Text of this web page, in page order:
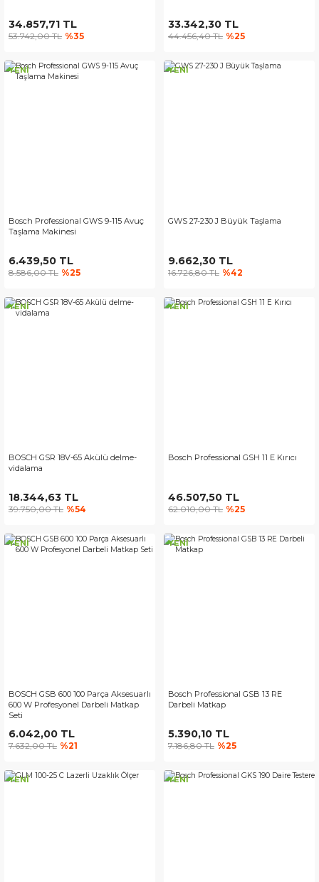
34.857,71 TL
53.742,00 TL %35
33.342,30 TL
44.456,40 TL %25
YENİ
Bosch Professional GWS 9-115 Avuç
Taşlama Makinesi
6.439,50 TL
8.586,00 TL %25
YENİ
GWS 27-230 J Büyük Taşlama
9.662,30 TL
16.726,80 TL %42
YENİ
BOSCH GSR 18V-65 Akülü delme-
vidalama
18.344,63 TL
39.750,00 TL %54
YENİ
Bosch Professional GSH 11 E Kırıcı
46.507,50 TL
62.010,00 TL %25
YENİ
BOSCH GSB 600 100 Parça Aksesuarlı
600 W Profesyonel Darbeli Matkap
Seti
6.042,00 TL
7.632,00 TL %21
YENİ
Bosch Professional GSB 13 RE
Darbeli Matkap
5.390,10 TL
7.186,80 TL %25
YENİ YENİ